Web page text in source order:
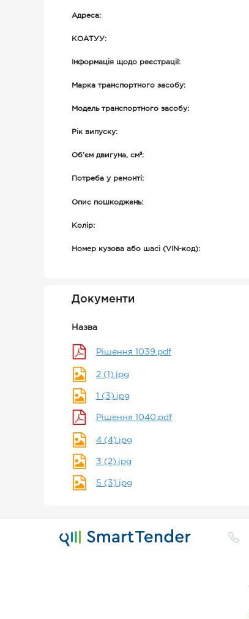
Адреса:
КОАТУУ:
Інформація щодо реєстрації:
Марка транспортного засобу:
Модель транспортного засобу:
Рік випуску:
Об’єм двигуна, см³:
Потреба у ремонті:
Опис пошкоджень:
Колір:
Номер кузова або шасі (VIN-код):
Документи
Назва
Рішення 1039.pdf
2 (1).jpg
1 (3).jpg
Рішення 1040.pdf
4 (4).jpg
3 (2).jpg
5 (3).jpg